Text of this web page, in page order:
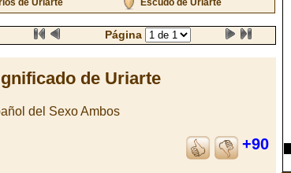
de Uriarte Escudo de Uriarte
Página
de Uriarte
del Sexo Ambos
+90